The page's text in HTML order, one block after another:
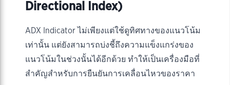
Directional Index)
ADX Indicator ไม่เพียงแต่ใช้ดูทิศทางของแนวโน้ม
เท่านั้น แต่ยังสามารถบ่งชี้ถึงความแข็งแกร่งของ
แนวโน้มในช่วงนั้นได้อีกด้วย ทำให้เป็นเครื่องมือที่
สำคัญสำหรับการยืนยันการเคลื่อนไหวของราคา